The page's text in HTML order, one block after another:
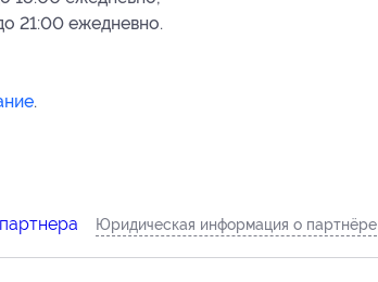
21:00 ежедневно.
.
Юридическая информация о партнёре